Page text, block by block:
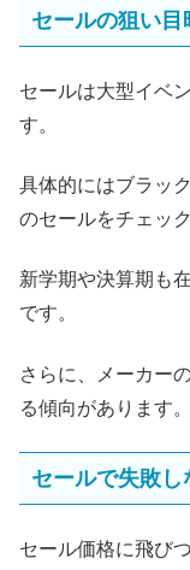
セールの狙い目
セールは大型イベ
す。
具体的にはブラッ
のセールをチェッ
新学期や決算期も
です。
さらに、メーカー
る傾向があります。
セールで失敗し
セール価格に飛び